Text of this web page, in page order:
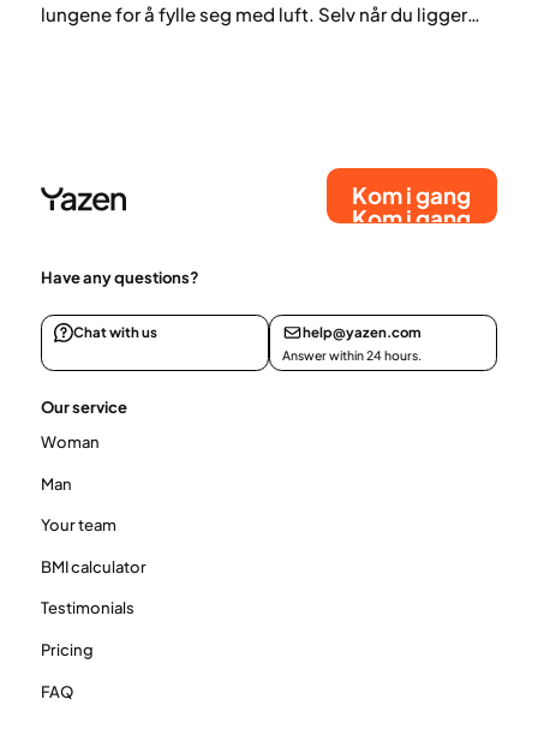
lungene for å fylle seg med luft. Selv når du ligger
Kom i gang
Kom i gang
Have any questions?
Chat with us help@yazen.com
Answer within 24 hours.
Our service
Woman
Man
Your team
BMI calculator
Testimonials
Pricing
FAQ